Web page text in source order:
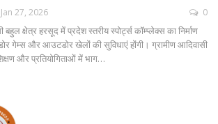
Jan 27, 2026 0
क्षेत्र हरसूद में प्रदेश स्तरीय स्पोर्ट्स कॉम्प्लेक्स का निर्माण
गेम्स और आउटडोर खेलों की सुविधाएं होंगी। ग्रामीण आदिवासी
और प्रतियोगिताओं में भाग…